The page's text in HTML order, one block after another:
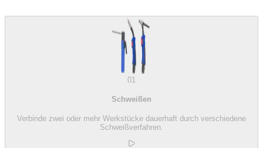
01
Schweißen
Verbinde zwei oder mehr Werkstücke dauerhaft durch verschiedene
Schweißverfahren.